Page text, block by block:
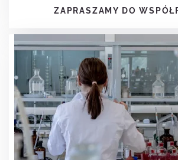
ZAPRASZAMY DO